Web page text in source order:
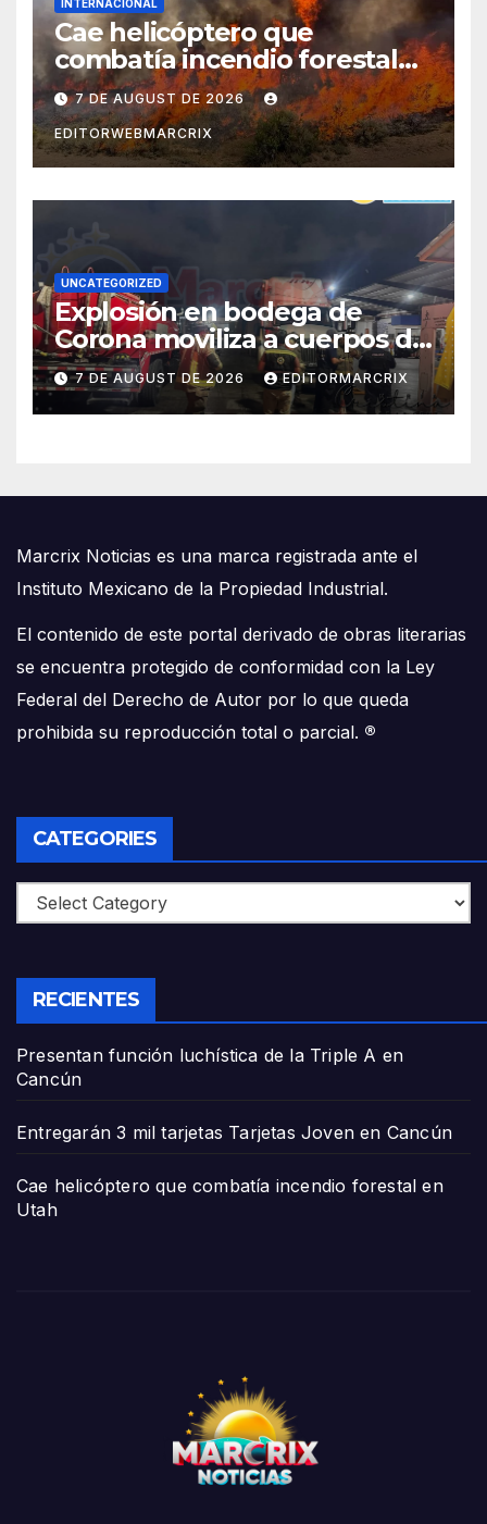
INTERNACIONAL
Cae helicóptero que
combatía incendio forestal
en Utah
7 DE AUGUST DE 2026
EDITORWEBMARCRIX
UNCATEGORIZED
Explosión en bodega de
Corona moviliza a cuerpos de
emergencia en Cancún
7 DE AUGUST DE 2026 EDITORMARCRIX
Marcrix Noticias es una marca registrada ante el
Instituto Mexicano de la Propiedad Industrial.
El contenido de este portal derivado de obras literarias
se encuentra protegido de conformidad con la Ley
Federal del Derecho de Autor por lo que queda
prohibida su reproducción total o parcial. ®
CATEGORIES
Categories
RECIENTES
Presentan función luchística de la Triple A en
Cancún
Entregarán 3 mil tarjetas Tarjetas Joven en Cancún
Cae helicóptero que combatía incendio forestal en
Utah